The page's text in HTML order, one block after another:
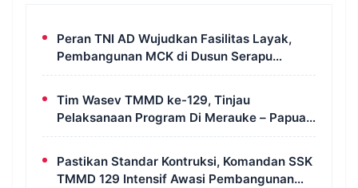
Peran TNI AD Wujudkan Fasilitas Layak,
Pembangunan MCK di Dusun Serapu
Rampung Dikerjakan
Tim Wasev TMMD ke-129, Tinjau
Pelaksanaan Program Di Merauke – Papua
Selatan
Pastikan Standar Kontruksi, Komandan SSK
TMMD 129 Intensif Awasi Pembangunan